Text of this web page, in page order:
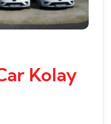
Kolay